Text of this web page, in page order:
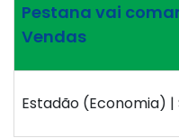
Pestana vai
Vendas
Estadão (Economia) |